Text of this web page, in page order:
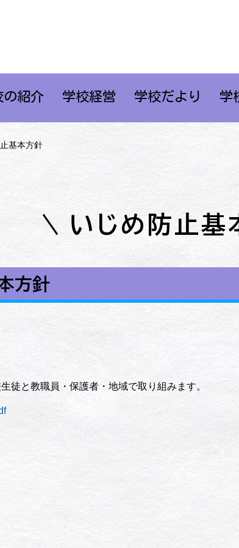
の紹介 学校経営 学校だより 学
基本方針
いじめ防止基
方針
徒と教職員・保護者・地域で取り組みます。